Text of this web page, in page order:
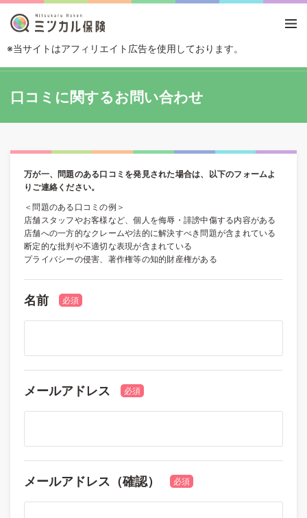
※当サイトはアフィリエイト広告を使用しております。
口コミに関するお問い合わせ
万が一、問題のある口コミを発見された場合は、以下のフォームよ
りご連絡ください。
＜問題のある口コミの例＞
店舗スタッフやお客様など、個人を侮辱・誹謗中傷する内容がある
店舗への一方的なクレームや法的に解決すべき問題が含まれている
断定的な批判や不適切な表現が含まれている
プライバシーの侵害、著作権等の知的財産権がある
名前 必須
メールアドレス 必須
メールアドレス（確認） 必須